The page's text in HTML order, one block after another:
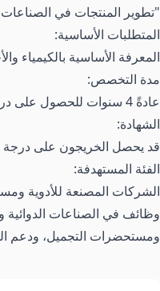
"تطوير المنتجات في
المتطلبات الأساسية:
المعرفة الأساسية بالكيمياء
مدة التخصص:
عادةً 4 سنوات للحصول على درجة البكالوريوس، بما في ذلك الدورات الدراسية والمشاريع والتدريب العملي والتدريب الداخلي.
الشهادة:
قد يحصل الخريجون على درجة
الفئة المستهدفة:
الشركات المصنعة للأدوية
وظائف في الصناعات الدوائية
ومستحضرات التجميل، ودعم